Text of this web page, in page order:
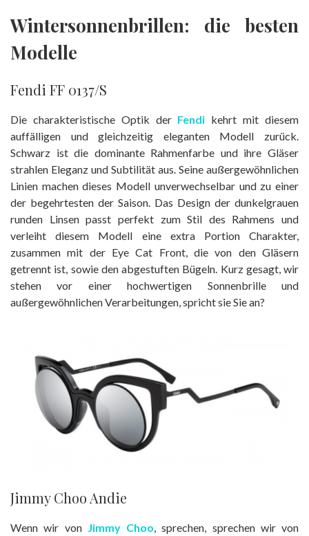
Wintersonnenbrillen: die besten
Modelle
Fendi FF 0137/S
Die charakteristische Optik der Fendi kehrt mit diesem
auffälligen und gleichzeitig eleganten Modell zurück.
Schwarz ist die dominante Rahmenfarbe und ihre Gläser
strahlen Eleganz und Subtilität aus. Seine außergewöhnlichen
Linien machen dieses Modell unverwechselbar und zu einer
der begehrtesten der Saison. Das Design der dunkelgrauen
runden Linsen passt perfekt zum Stil des Rahmens und
verleiht diesem Modell eine extra Portion Charakter,
zusammen mit der Eye Cat Front, die von den Gläsern
getrennt ist, sowie den abgestuften Bügeln. Kurz gesagt, wir
stehen vor einer hochwertigen Sonnenbrille und
außergewöhnlichen Verarbeitungen, spricht sie Sie an?
Jimmy Choo Andie
Wenn wir von Jimmy Choo, sprechen, sprechen wir von